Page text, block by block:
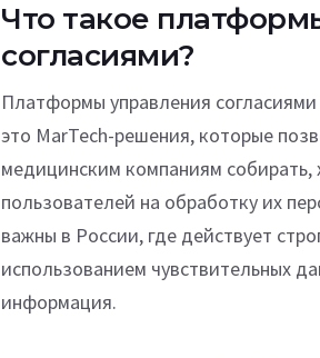
Что такое
согласиями?
Платформы управления
это MarTech-решения, которые
медицинским компаниям собирать,
пользователей на обработку их
важны в России, где действует
использованием чувствительных
информация.